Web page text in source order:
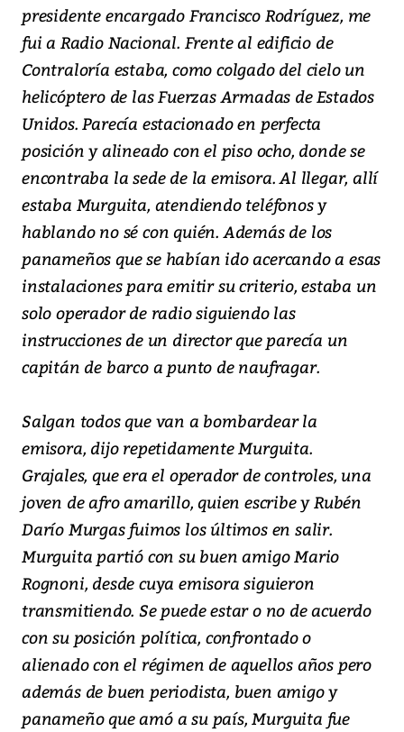
presidente encargado Francisco Rodríguez, me
fui a Radio Nacional. Frente al edificio de
Contraloría estaba, como colgado del cielo un
helicóptero de las Fuerzas Armadas de Estados
Unidos. Parecía estacionado en perfecta
posición y alineado con el piso ocho, donde se
encontraba la sede de la emisora. Al llegar, allí
estaba Murguita, atendiendo teléfonos y
hablando no sé con quién. Además de los
panameños que se habían ido acercando a esas
instalaciones para emitir su criterio, estaba un
solo operador de radio siguiendo las
instrucciones de un director que parecía un
capitán de barco a punto de naufragar.
Salgan todos que van a bombardear la
emisora, dijo repetidamente Murguita.
Grajales, que era el operador de controles, una
joven de afro amarillo, quien escribe y Rubén
Darío Murgas fuimos los últimos en salir.
Murguita partió con su buen amigo Mario
Rognoni, desde cuya emisora siguieron
transmitiendo. Se puede estar o no de acuerdo
con su posición política, confrontado o
alienado con el régimen de aquellos años pero
además de buen periodista, buen amigo y
panameño que amó a su país, Murguita fue